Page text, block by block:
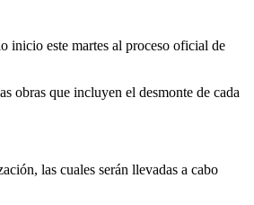
inicio este martes al proceso oficial de
obras que incluyen el desmonte de cada
las cuales serán llevadas a cabo